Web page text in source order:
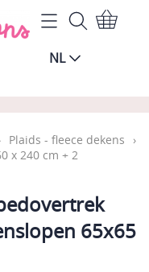
NL
Plaids - fleece dekens
›
x 240 cm + 2
65x65